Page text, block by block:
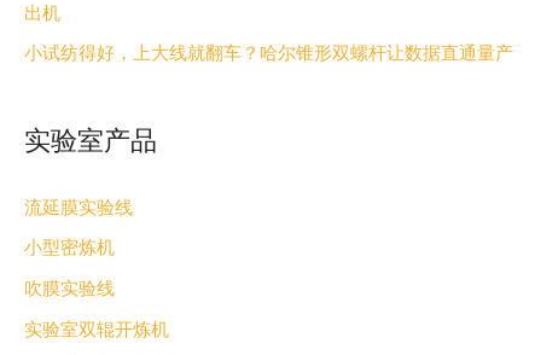
出机
小试纺得好，上大线就翻车？哈尔锥形双螺杆让数据直通量产
实验室产品
流延膜实验线
小型密炼机
吹膜实验线
实验室双辊开炼机